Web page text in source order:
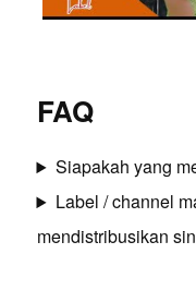
FAQ
Siapakah yang
Label / channel
mendistribusikan